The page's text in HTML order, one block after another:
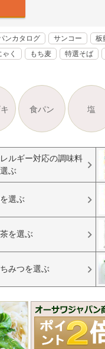
ンカタログ サンコー
板
く もち麦 特選そば
食パン 塩
ルギー対応の調味料
ぶ
選ぶ
を選ぶ
みつを選ぶ